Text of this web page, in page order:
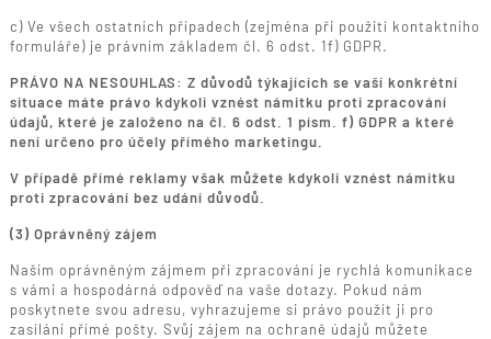
c) Ve všech ostatních případech (zejména při použití kontaktního
formuláře) je právním základem čl. 6 odst. 1f) GDPR.
PRÁVO NA NESOUHLAS: Z důvodů týkajících se vaší konkrétní
situace máte právo kdykoli vznést námitku proti zpracování
údajů, které je založeno na čl. 6 odst. 1 písm. f) GDPR a které
není určeno pro účely přímého marketingu.
V případě přímé reklamy však můžete kdykoli vznést námitku
proti zpracování bez udání důvodů.
(3) Oprávněný zájem
Naším oprávněným zájmem při zpracování je rychlá komunikace
s vámi a hospodárná odpověď na vaše dotazy. Pokud nám
poskytnete svou adresu, vyhrazujeme si právo použít ji pro
zasílání přímé pošty. Svůj zájem na ochraně údajů můžete